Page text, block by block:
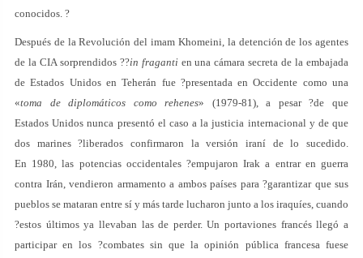
conocidos. ?
Después de la Revolución del imam Khomeini, la detención de los agentes
de la CIA sorprendidos ??in fraganti en una cámara secreta de la embajada
de Estados Unidos en Teherán fue ?presentada en Occidente como una
«toma de diplomáticos como rehenes» (1979-81), a pesar ?de que
Estados Unidos nunca presentó el caso a la justicia internacional y de que
dos marines ?liberados confirmaron la versión iraní de lo sucedido.
En 1980, las potencias occidentales ?empujaron Irak a entrar en guerra
contra Irán, vendieron armamento a ambos países para ?garantizar que sus
pueblos se mataran entre sí y más tarde lucharon junto a los iraquíes, cuando
?estos últimos ya llevaban las de perder. Un portaviones francés llegó a
participar en los ?combates sin que la opinión pública francesa fuese